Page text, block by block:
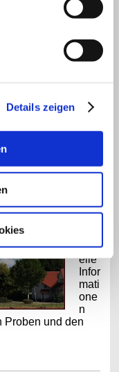
Details zeigen
find
aktu
elle
Infor
mati
one
n
Proben und den